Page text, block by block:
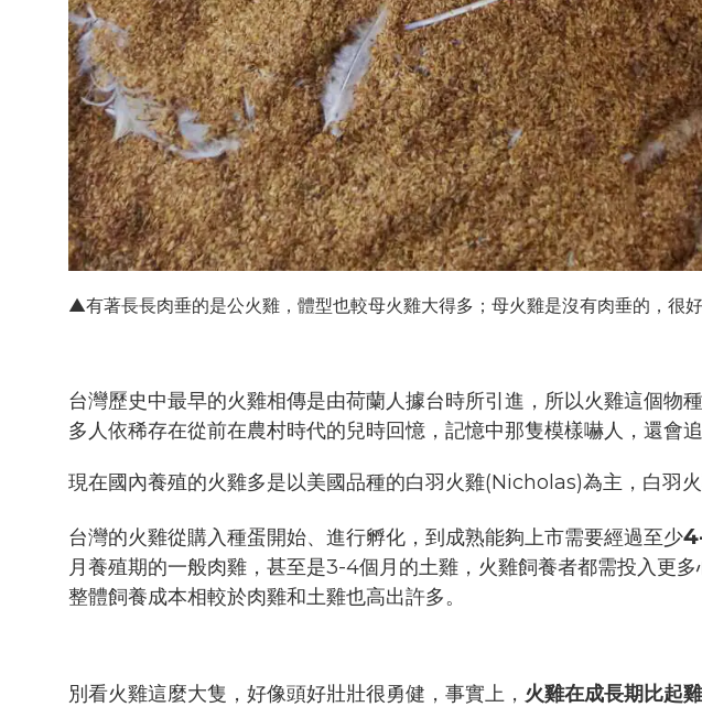
▲有著長長肉垂的是公火雞，體型也較母火雞大得多；母火雞是沒有肉垂的，很
台灣歷史中最早的火雞相傳是由荷蘭人據台時所引進，所以火雞這個物
多人依稀存在從前在農村時代的兒時回憶，記憶中那隻模樣嚇人，還會
現在國內養殖的火雞多是以美國品種的白羽火雞(Nicholas)為主，白羽
台灣的火雞從購入種蛋開始、進行孵化，到成熟能夠上市需要經過至少
月養殖期的一般肉雞，甚至是3-4個月的土雞，火雞飼養者都需投入更
整體飼養成本相較於肉雞和土雞也高出許多。
別看火雞這麼大隻，好像頭好壯壯很勇健，事實上， 火雞在成長期比起